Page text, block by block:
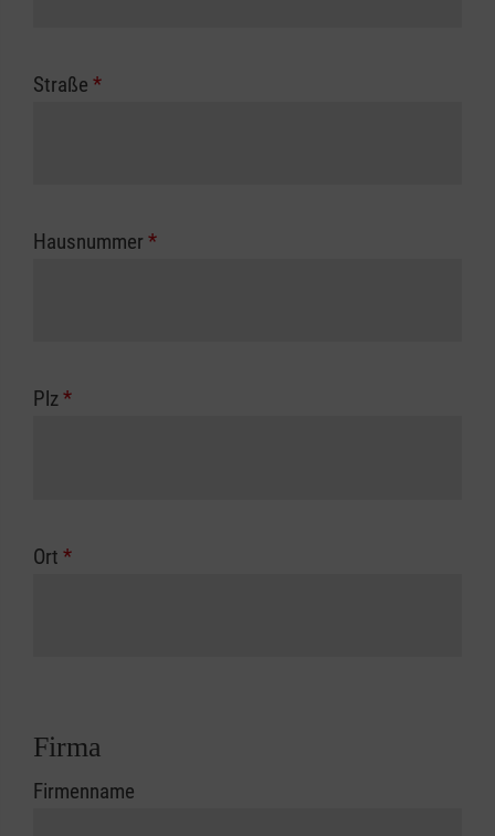
Straße *
Hausnummer *
Plz*
Ort *
Firma
Firmenname